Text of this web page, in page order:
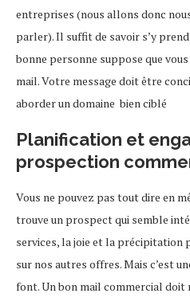
entreprises (nous allons donc
parler). Il suffit de savoir s’y
bonne personne suppose que
mail. Votre message doit être
aborder un domaine bien ciblé
Planification et
prospection
Vous ne pouvez pas tout dire en
trouve un prospect qui semble
services, la joie et la précipitation
sur nos autres offres. Mais c’est
font. Un bon mail commercial